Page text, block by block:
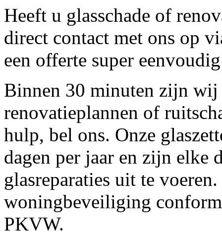
Heeft u glasschade of
direct contact met ons op
een offerte super
Binnen 30 minuten zijn wij
renovatieplannen of
hulp, bel ons. Onze
dagen per jaar en zijn elke
glasreparaties uit te
woningbeveiliging
PKVW.